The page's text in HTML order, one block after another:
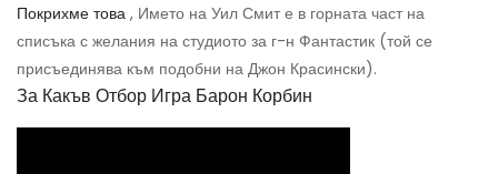
Покрихме това , Името на Уил Смит е в горната част на
списъка с желания на студиото за г-н Фантастик (той се
присъединява към подобни на Джон Красински).
За Какъв Отбор Игра Барон Корбин